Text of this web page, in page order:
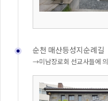
순천 매산등성지순례길
→미남장로회 선교사들에